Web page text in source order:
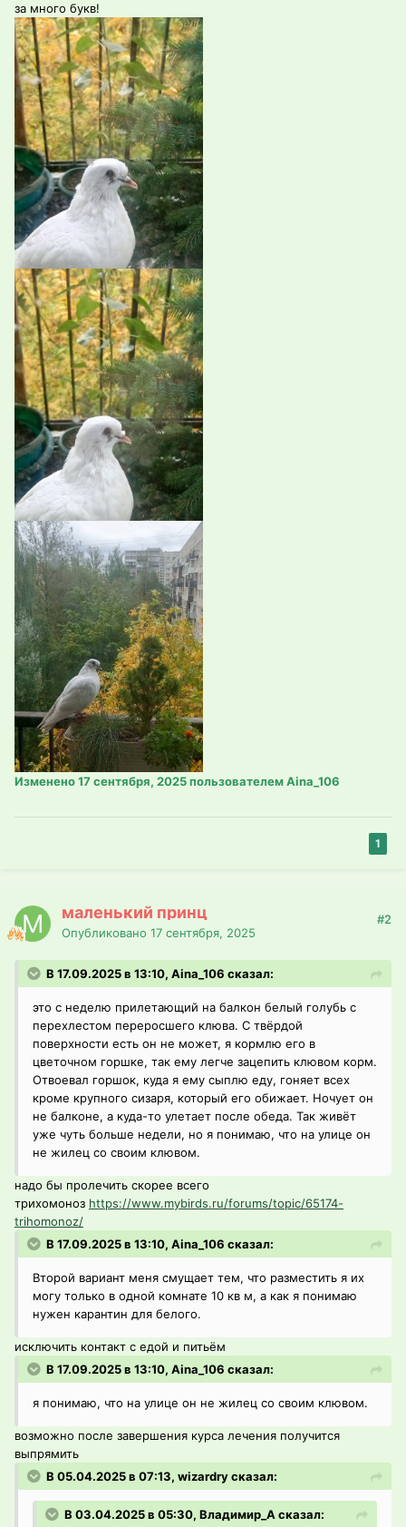
за много букв!
Изменено17 сентября, 2025пользователем Aina_106
1
маленький принц
Опубликовано 17 сентября, 2025
#2
В 17.09.2025 в 13:10, Aina_106 сказал:
это с неделю прилетающий на балкон белый голубь с
перехлестом переросшего клюва. С твёрдой
поверхности есть он не может, я кормлю его в
цветочном горшке, так ему легче зацепить клювом корм.
Отвоевал горшок, куда я ему сыплю еду, гоняет всех
кроме крупного сизаря, который его обижает. Ночует он
не балконе, а куда-то улетает после обеда. Так живёт
уже чуть больше недели, но я понимаю, что на улице он
не жилец со своим клювом.
надо бы пролечить скорее всего
трихомоноз https://www.mybirds.ru/forums/topic/65174-
trihomonoz/
В 17.09.2025 в 13:10, Aina_106 сказал:
Второй вариант меня смущает тем, что разместить я их
могу только в одной комнате 10 кв м, а как я понимаю
нужен карантин для белого.
исключить контакт с едой и питьём
В 17.09.2025 в 13:10, Aina_106 сказал:
я понимаю, что на улице он не жилец со своим клювом.
возможно после завершения курса лечения получится
выпрямить
В 05.04.2025 в 07:13, wizardry сказал:
В 03.04.2025 в 05:30, Владимир_А сказал: